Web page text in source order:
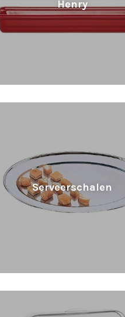
Henry
Serveerschalen